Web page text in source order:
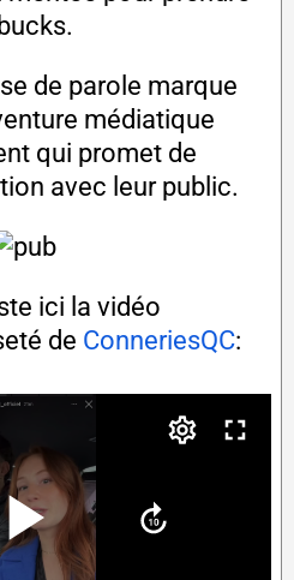
de parole marque
médiatique
qui promet de
avec leur public.
ici la vidéo
de ConneriesQC: